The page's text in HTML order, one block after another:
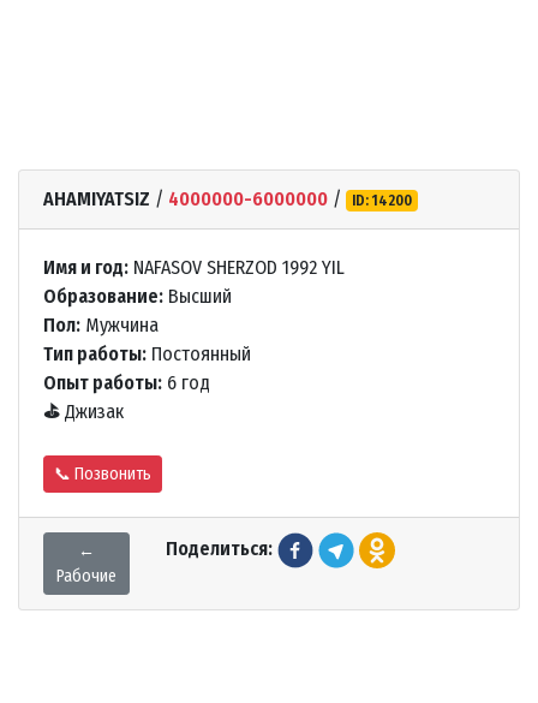
AHAMIYATSIZ / 4000000-6000000 / ID: 14200
Имя и год: NAFASOV SHERZOD 1992 YIL
Образование: Высший
Пол: Мужчина
Тип работы: Постоянный
Опыт работы: 6 год
⛳ Джизак
📞 Позвонить
←
Рабочие
Поделиться: